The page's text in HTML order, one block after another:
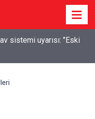
sistemi uyarısı: "Eski